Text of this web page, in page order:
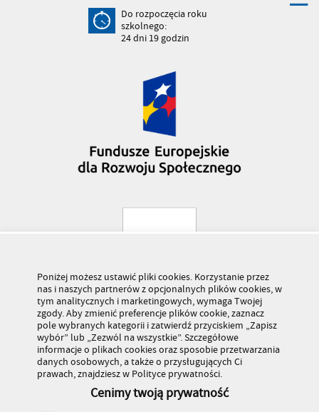
Do rozpoczęcia roku
szkolnego:
24dni 19godzin
Poniżej możesz ustawić pliki cookies. Korzystanie przez
nas i naszych partnerów z opcjonalnych plików cookies, w
tym analitycznych i marketingowych, wymaga Twojej
zgody. Aby zmienić preferencje plików cookie, zaznacz
pole wybranych kategorii i zatwierdź przyciskiem „Zapisz
wybór” lub „Zezwól na wszystkie”. Szczegółowe
informacje o plikach cookies oraz sposobie przetwarzania
danych osobowych, a także o przysługujących Ci
prawach, znajdziesz w Polityce prywatności.
Cenimy twoją prywatność